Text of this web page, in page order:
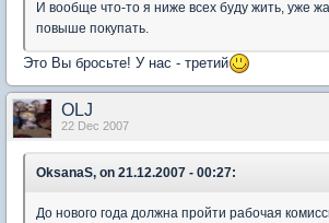
И вообще что-то я ниже всех буду жить, уже
повыше покупать.
Это Вы бросьте! У нас - третий
OLJ
22 Dec 2007
OksanaS, on 21.12.2007 - 00:27:
До нового года должна пройти рабочая